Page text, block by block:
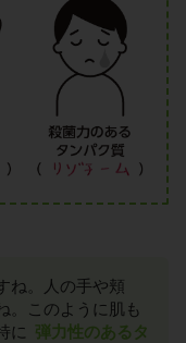
ね。人の手や頬
。このように肌も
に 弾力性のあるタ